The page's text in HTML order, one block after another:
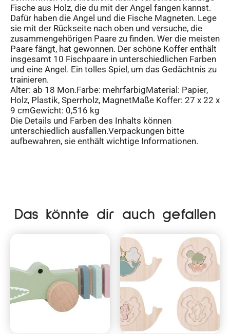
Fische aus Holz, die du mit der Angel fangen kannst.
Dafür haben die Angel und die Fische Magneten. Lege
sie mit der Rückseite nach oben und versuche, die
zusammengehörigen Paare zu finden. Wer die meisten
Paare fängt, hat gewonnen. Der schöne Koffer enthält
insgesamt 10 Fischpaare in unterschiedlichen Farben
und eine Angel. Ein tolles Spiel, um das Gedächtnis zu
trainieren.
Alter: ab 18 Mon.Farbe: mehrfarbigMaterial: Papier,
Holz, Plastik, Sperrholz, MagnetMaße Koffer: 27 x 22 x
9 cmGewicht: 0,516 kg
Die Details und Farben des Inhalts können
unterschiedlich ausfallen.Verpackungen bitte
aufbewahren, sie enthält wichtige Informationen.
Das könnte dir auch gefallen